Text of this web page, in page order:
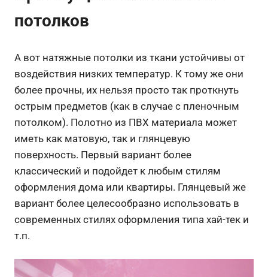
потолков
А вот натяжные потолки из ткани устойчивы от
воздействия низких температур. К тому же они
более прочны, их нельзя просто так проткнуть
острым предметов (как в случае с пленочным
потолком). Полотно из ПВХ материала может
иметь как матовую, так и глянцевую
поверхность. Первый вариант более
классический и подойдет к любым стилям
оформления дома или квартиры. Глянцевый же
вариант более целесообразно использовать в
современных стилях оформления типа хай-тек и
т.п.